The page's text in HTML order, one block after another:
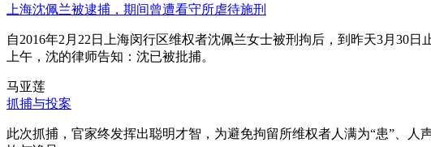
上海沈佩兰被逮捕，期间曾遭看守所虐待施刑
自2016年2月22日上海闵行区维权者沈佩兰女士被刑拘后，到昨天3月30
上午，沈的律师告知：沈已被批捕。
马亚莲
抓捕与投案
此次抓捕，官家终发挥出聪明才智，为避免拘留所维权者人满为“患”、